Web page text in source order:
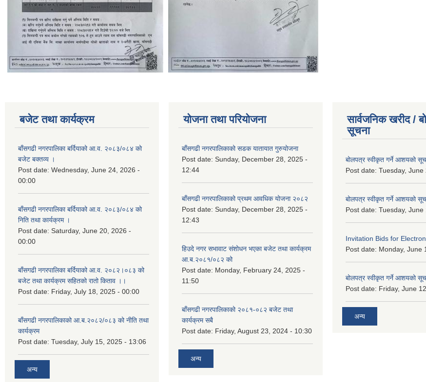
बजेट तथा कार्यक्रम
बाँसगढी नगरपालिका बर्दियाको आ.व. २०८३/०८४ को
बजेट बक्तव्य ।
Post date: Wednesday, June 24, 2026 -
00:00
बाँसगढी नगरपालिका बर्दियाको आ.व. २०८३/०८४ को
निति तथा कार्यक्रम ।
Post date: Saturday, June 20, 2026 -
00:00
बाँसगढी नगरपालिका बर्दियाको आ.व. २०८२।०८३ को
बजेट तथा कार्यक्रम सहितको रातो किताव ।।
Post date: Friday, July 18, 2025 - 00:00
बाँसगढी नगरपालिकाको आ.ब.२०८२/०८३ को नीति तथा
कार्यक्रम
Post date: Tuesday, July 15, 2025 - 13:06
अन्य
योजना तथा परियोजना
बाँसगढी नगरपालिकाको सडक यातायात गुरुयोजना
Post date: Sunday, December 28, 2025 -
12:44
बाँसगढी नगरपालिकाको प्रथम आवधिक योजना २०८२
Post date: Sunday, December 28, 2025 -
12:43
हिउदे नगर सभावाट संशोधन भएका बजेट तथा कार्यक्रम
आ.ब.२०८१/०८२ को
Post date: Monday, February 24, 2025 -
11:50
बाँसगढी नगरपालिकाको २०८१-०८२ बजेट तथा
कार्यक्रम सबै
Post date: Friday, August 23, 2024 - 10:30
अन्य
सार्वजनिक खरीद /
सूचना
बोलपत्र स्वीकृत गर्ने आशयको
Post date: Tuesday,
बोलपत्र स्वीकृत गर्ने आशयको
Post date: Tuesday,
Invitation Bids for
Post date: Monday, June
बोलपत्र स्वीकृत गर्ने आशयको
Post date: Friday, June
अन्य